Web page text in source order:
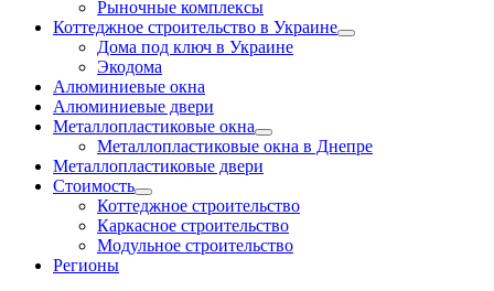
Рыночные комплексы
Коттеджное строительство в Украине
Дома под ключ в Украине
Экодома
Алюминиевые окна
Алюминиевые двери
Металлопластиковые окна
Металлопластиковые окна в Днепре
Металлопластиковые двери
Стоимость
Коттеджное строительство
Каркасное строительство
Модульное строительство
Регионы